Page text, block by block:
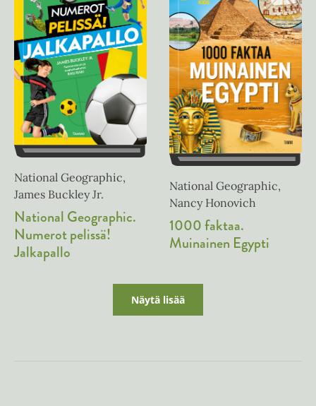
e
n
e
e
n
National Geographic,
James Buckley Jr.
National Geographic.
Numerot pelissä!
Jalkapallo
National Geographic,
Nancy Honovich
1000 faktaa.
Muinainen Egypti
Näytä lisää